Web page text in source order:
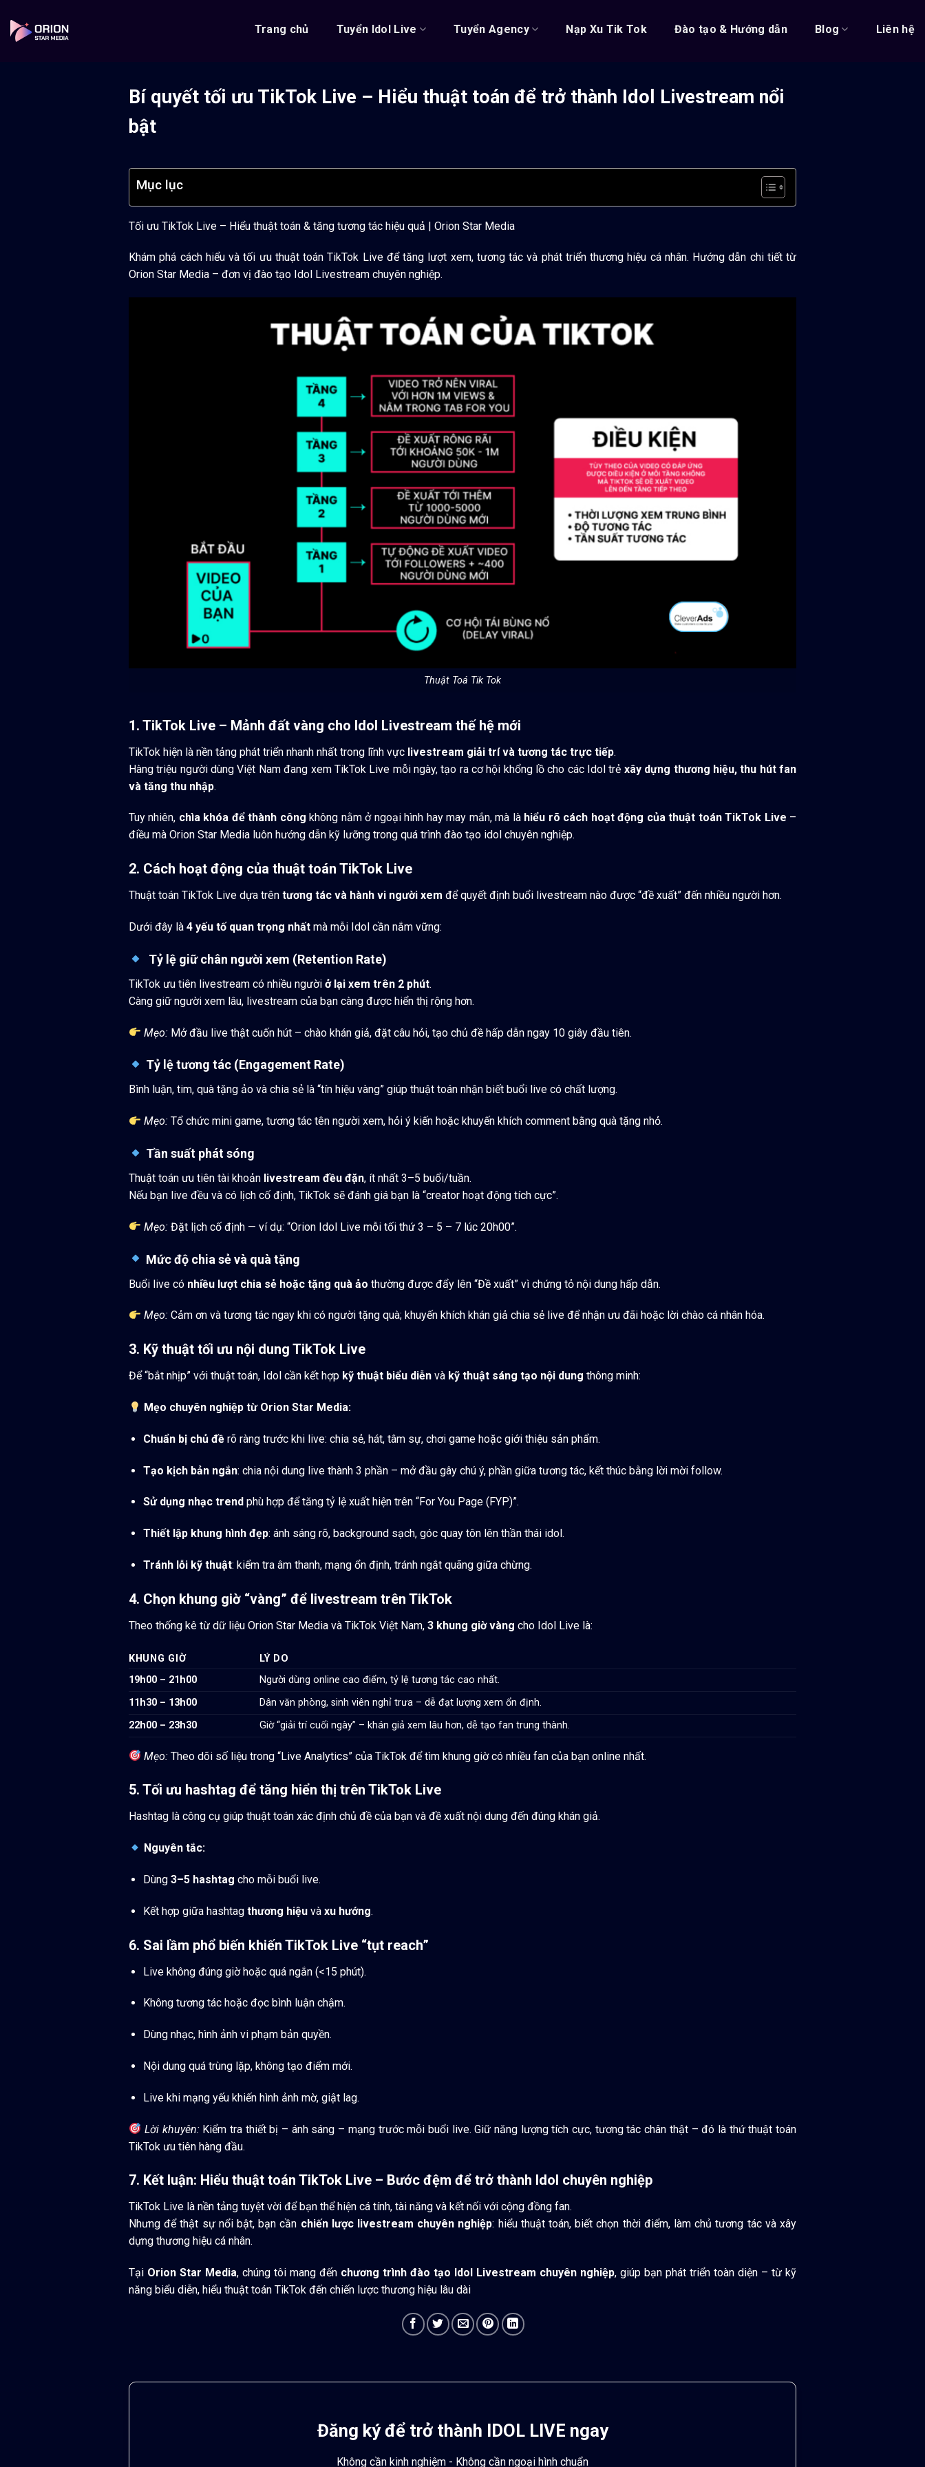
qua
Trang chủ Tuyển Idol Live Tuyển Agency Nạp Xu Tik Tok Đào tạo & Hướng dẫn Blog Liên hệ
Bí quyết tối ưu TikTok Live – Hiểu thuật toán để trở thành Idol Livestream nổi
bật
Mục lục
Tối ưu TikTok Live – Hiểu thuật toán & tăng tương tác hiệu quả | Orion Star Media
Khám phá cách hiểu và tối ưu thuật toán TikTok Live để tăng lượt xem, tương tác và phát triển thương hiệu cá nhân. Hướng dẫn chi tiết từ
Orion Star Media – đơn vị đào tạo Idol Livestream chuyên nghiệp.
Thuật Toá Tik Tok
1. TikTok Live – Mảnh đất vàng cho Idol Livestream thế hệ mới
TikTok hiện là nền tảng phát triển nhanh nhất trong lĩnh vực livestream giải trí và tương tác trực tiếp.
Hàng triệu người dùng Việt Nam đang xem TikTok Live mỗi ngày, tạo ra cơ hội khổng lồ cho các Idol trẻ xây dựng thương hiệu, thu hút fan
và tăng thu nhập.
Tuy nhiên, chìa khóa để thành công không nằm ở ngoại hình hay may mắn, mà là hiểu rõ cách hoạt động của thuật toán TikTok Live –
điều mà Orion Star Media luôn hướng dẫn kỹ lưỡng trong quá trình đào tạo idol chuyên nghiệp.
2. Cách hoạt động của thuật toán TikTok Live
Thuật toán TikTok Live dựa trên tương tác và hành vi người xem để quyết định buổi livestream nào được “đề xuất” đến nhiều người hơn.
Dưới đây là 4 yếu tố quan trọng nhất mà mỗi Idol cần nắm vững:
Tỷ lệ giữ chân người xem (Retention Rate)
TikTok ưu tiên livestream có nhiều người ở lại xem trên 2 phút.
Càng giữ người xem lâu, livestream của bạn càng được hiển thị rộng hơn.
Mẹo: Mở đầu live thật cuốn hút – chào khán giả, đặt câu hỏi, tạo chủ đề hấp dẫn ngay 10 giây đầu tiên.
Tỷ lệ tương tác (Engagement Rate)
Bình luận, tim, quà tặng ảo và chia sẻ là “tín hiệu vàng” giúp thuật toán nhận biết buổi live có chất lượng.
Mẹo: Tổ chức mini game, tương tác tên người xem, hỏi ý kiến hoặc khuyến khích comment bằng quà tặng nhỏ.
Tần suất phát sóng
Thuật toán ưu tiên tài khoản livestream đều đặn, ít nhất 3–5 buổi/tuần.
Nếu bạn live đều và có lịch cố định, TikTok sẽ đánh giá bạn là “creator hoạt động tích cực”.
Mẹo: Đặt lịch cố định — ví dụ: “Orion Idol Live mỗi tối thứ 3 – 5 – 7 lúc 20h00”.
Mức độ chia sẻ và quà tặng
Buổi live có nhiều lượt chia sẻ hoặc tặng quà ảo thường được đẩy lên “Đề xuất” vì chứng tỏ nội dung hấp dẫn.
Mẹo: Cảm ơn và tương tác ngay khi có người tặng quà; khuyến khích khán giả chia sẻ live để nhận ưu đãi hoặc lời chào cá nhân hóa.
3. Kỹ thuật tối ưu nội dung TikTok Live
Để “bắt nhịp” với thuật toán, Idol cần kết hợp kỹ thuật biểu diễn và kỹ thuật sáng tạo nội dung thông minh:
Mẹo chuyên nghiệp từ Orion Star Media:
Chuẩn bị chủ đềrõ ràng trước khi live: chia sẻ, hát, tâm sự, chơi game hoặc giới thiệu sản phẩm.
Tạo kịch bản ngắn: chia nội dung live thành 3 phần – mở đầu gây chú ý, phần giữa tương tác, kết thúc bằng lời mời follow.
Sử dụng nhạc trend phù hợp để tăng tỷ lệ xuất hiện trên “For You Page (FYP)”.
Thiết lập khung hình đẹp: ánh sáng rõ, background sạch, góc quay tôn lên thần thái idol.
Tránh lỗi kỹ thuật: kiểm tra âm thanh, mạng ổn định, tránh ngắt quãng giữa chừng.
4. Chọn khung giờ “vàng” để livestream trên TikTok
Theo thống kê từ dữ liệu Orion Star Media và TikTok Việt Nam, 3 khung giờ vàng cho Idol Live là:
KHUNG GIỜ
LÝ DO
19h00 – 21h00
Người dùng online cao điểm, tỷ lệ tương tác cao nhất.
11h30 – 13h00
Dân văn phòng, sinh viên nghỉ trưa – dễ đạt lượng xem ổn định.
22h00 – 23h30
Giờ “giải trí cuối ngày” – khán giả xem lâu hơn, dễ tạo fan trung thành.
Mẹo: Theo dõi số liệu trong “Live Analytics” của TikTok để tìm khung giờ có nhiều fan của bạn online nhất.
5. Tối ưu hashtag để tăng hiển thị trên TikTok Live
Hashtag là công cụ giúp thuật toán xác định chủ đề của bạn và đề xuất nội dung đến đúng khán giả.
Nguyên tắc:
Dùng 3–5 hashtag cho mỗi buổi live.
Kết hợp giữa hashtag thương hiệuvà xu hướng.
6. Sai lầm phổ biến khiến TikTok Live “tụt reach”
Live không đúng giờ hoặc quá ngắn (<15 phút).
Không tương tác hoặc đọc bình luận chậm.
Dùng nhạc, hình ảnh vi phạm bản quyền.
Nội dung quá trùng lặp, không tạo điểm mới.
Live khi mạng yếu khiến hình ảnh mờ, giật lag.
Lời khuyên:Kiểm tra thiết bị – ánh sáng – mạng trước mỗi buổi live. Giữ năng lượng tích cực, tương tác chân thật – đó là thứ thuật toán
TikTok ưu tiên hàng đầu.
7. Kết luận: Hiểu thuật toán TikTok Live – Bước đệm để trở thành Idol chuyên nghiệp
TikTok Live là nền tảng tuyệt vời để bạn thể hiện cá tính, tài năng và kết nối với cộng đồng fan.
Nhưng để thật sự nổi bật, bạn cần chiến lược livestream chuyên nghiệp: hiểu thuật toán, biết chọn thời điểm, làm chủ tương tác và xây
dựng thương hiệu cá nhân.
Tại Orion Star Media, chúng tôi mang đến chương trình đào tạo Idol Livestream chuyên nghiệp, giúp bạn phát triển toàn diện – từ kỹ
năng biểu diễn, hiểu thuật toán TikTok đến chiến lược thương hiệu lâu dài
Đăng ký để trở thành IDOL LIVE ngay
Không cần kinh nghiệm - Không cần ngoại hình chuẩn